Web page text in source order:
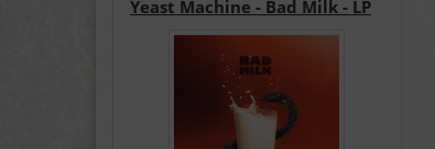
Yeast Machine - Bad Milk - LP